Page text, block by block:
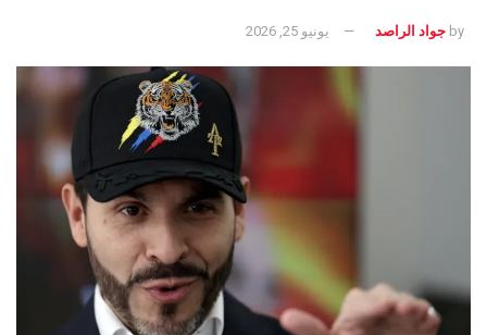
by جواد الراصد يونيو 25, 2026